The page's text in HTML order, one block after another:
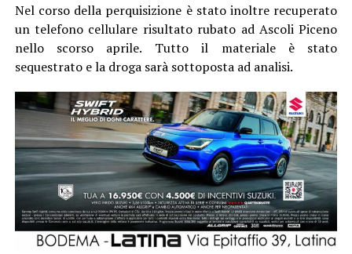
Nel corso della perquisizione è stato inoltre recuperato
un telefono cellulare risultato rubato ad Ascoli Piceno
nello scorso aprile. Tutto il materiale è stato
sequestrato e la droga sarà sottoposta ad analisi.